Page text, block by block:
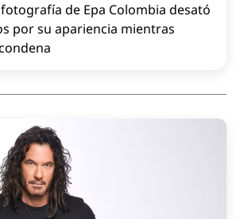
de Epa Colombia desató
por su apariencia mientras